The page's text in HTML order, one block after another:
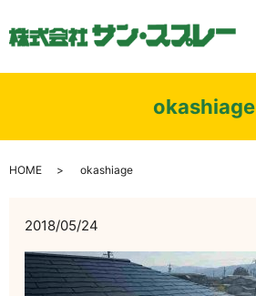
okashiage
HOME okashiage
2018/05/24